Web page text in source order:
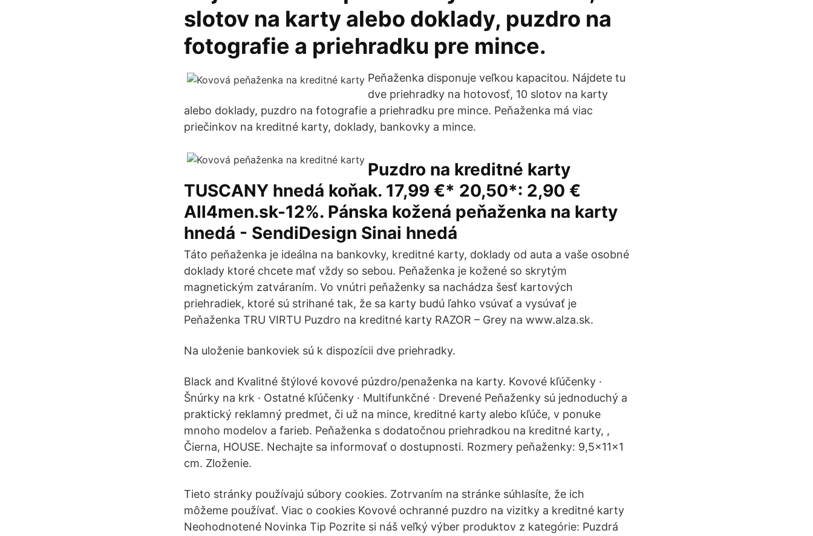
slotov na karty alebo doklady, puzdro na
fotografie a priehradku pre mince.
Peňaženka disponuje veľkou kapacitou. Nájdete tu
dve priehradky na hotovosť, 10 slotov na karty
alebo doklady, puzdro na fotografie a priehradku pre mince. Peňaženka má viac
priečinkov na kreditné karty, doklady, bankovky a mince.
Puzdro na kreditné karty
TUSCANY hnedá koňak. 17,99 €* 20,50*: 2,90 €
All4men.sk-12%. Pánska kožená peňaženka na karty
hnedá - SendiDesign Sinai hnedá
Táto peňaženka je ideálna na bankovky, kreditné karty, doklady od auta a vaše osobné
doklady ktoré chcete mať vždy so sebou. Peňaženka je kožené so skrytým
magnetickým zatváraním. Vo vnútri peňaženky sa nachádza šesť kartových
priehradiek, ktoré sú strihané tak, že sa karty budú ľahko vsúvať a vysúvať je
Peňaženka TRU VIRTU Puzdro na kreditné karty RAZOR – Grey na www.alza.sk.
Na uloženie bankoviek sú k dispozícii dve priehradky.
Black and Kvalitné štýlové kovové púzdro/penaženka na karty. Kovové kľúčenky ·
Šnúrky na krk · Ostatné kľúčenky · Multifunkčné · Drevené Peňaženky sú jednoduchý a
praktický reklamný predmet, či už na mince, kreditné karty alebo kľúče, v ponuke
mnoho modelov a farieb. Peňaženka s dodatočnou priehradkou na kreditné karty, ,
Čierna, HOUSE. Nechajte sa informovať o dostupnosti. Rozmery peňaženky: 9,5x11x1
cm. Zloženie.
Tieto stránky používajú súbory cookies. Zotrvaním na stránke súhlasíte, že ich
môžeme používať. Viac o cookies Kovové ochranné puzdro na vizitky a kreditné karty
Neohodnotené Novinka Tip Pozrite si náš veľký výber produktov z kategórie: Puzdrá